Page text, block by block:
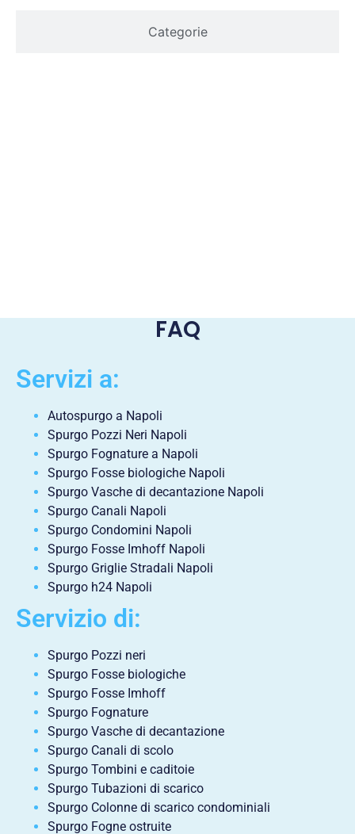
Categorie
FAQ
Servizi a:
Autospurgo a Napoli
Spurgo Pozzi Neri Napoli
Spurgo Fognature a Napoli
Spurgo Fosse biologiche Napoli
Spurgo Vasche di decantazione Napoli
Spurgo Canali Napoli
Spurgo Condomini Napoli
Spurgo Fosse Imhoff Napoli
Spurgo Griglie Stradali Napoli
Spurgo h24 Napoli
Servizio di:
Spurgo Pozzi neri
Spurgo Fosse biologiche
Spurgo Fosse Imhoff
Spurgo Fognature
Spurgo Vasche di decantazione
Spurgo Canali di scolo
Spurgo Tombini e caditoie
Spurgo Tubazioni di scarico
Spurgo Colonne di scarico condominiali
Spurgo Fogne ostruite